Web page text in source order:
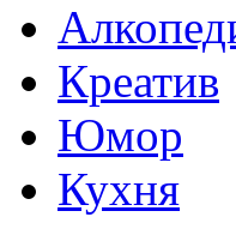
Креатив
Юмор
Кухня